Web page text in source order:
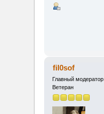
fil0sof
Главный модератор
Ветеран